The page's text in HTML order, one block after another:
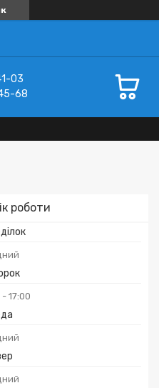
03
68
роботи
17:00